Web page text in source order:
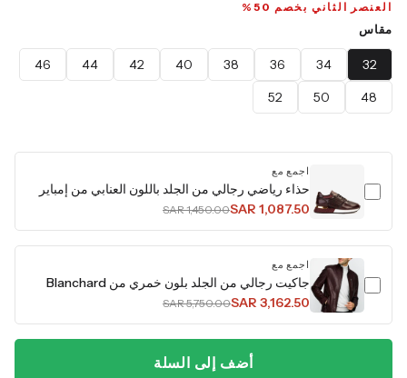
العنصر الثاني بخصم 50%
مقاس
32
34
36
38
40
42
44
46
48
50
52
اجمع مع
حذاء رياضي رجالي من الجلد باللون العنابي من إمباير
SAR 1,087.50
SAR 1,450.00
اجمع مع
جاكيت رجالي من الجلد بلون خمري من Blanchard
SAR 3,162.50
SAR 5,750.00
أضف إلى السلة